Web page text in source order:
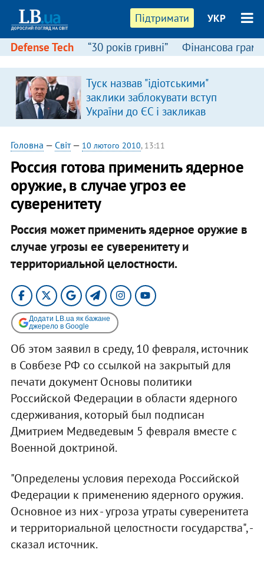
Підтримати УКР
Defense Tech “30 років гривні” Фінансова
Туск назвав "ідіотськими"
заклики заблокувати вступ
України до ЄС і закликав
припинити антиукраїнську
риторику
Головна — Світ— 10 лютого 2010, 13:11
Россия готова применить ядерное
оружие, в случае угроз ее
суверенитету
Россия может применить ядерное оружие в
случае угрозы ее суверенитету и
территориальной целостности.
Додати LB.ua як бажане
джерело в Google
Об этом заявил в среду, 10 февраля, источник
в Совбезе РФ со ссылкой на закрытый для
печати документ Основы политики
Российской Федерации в области ядерного
сдерживания, который был подписан
Дмитрием Медведевым 5 февраля вместе с
Военной доктриной.
"Определены условия перехода Российской
Федерации к применению ядерного оружия.
Основное из них - угроза утраты суверенитета
и территориальной целостности государства", -
сказал источник.